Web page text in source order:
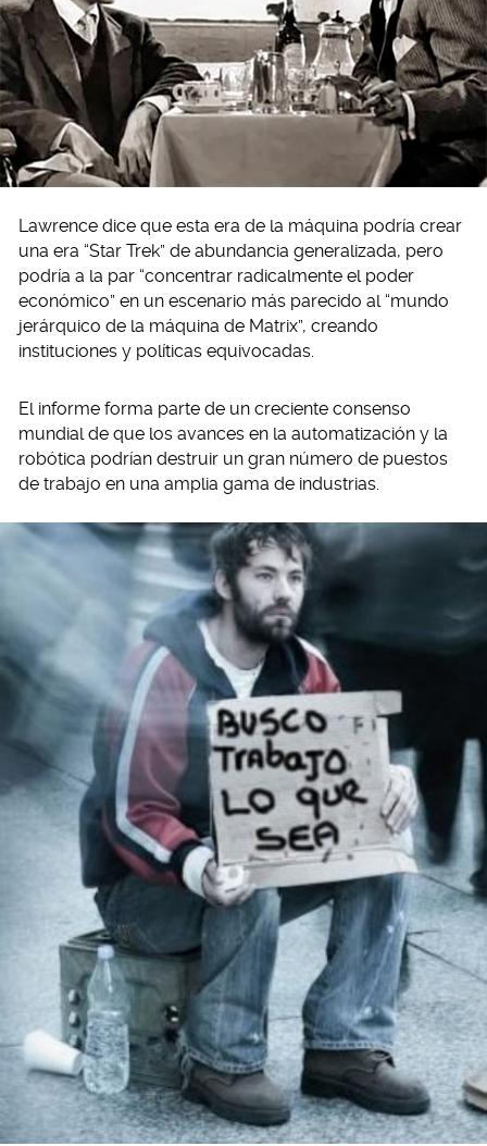
Lawrence dice que esta era de la máquina podría crear
una era “Star Trek” de abundancia generalizada, pero
podría a la par “concentrar radicalmente el poder
económico” en un escenario más parecido al “mundo
jerárquico de la máquina de Matrix”, creando
instituciones y políticas equivocadas.
El informe forma parte de un creciente consenso
mundial de que los avances en la automatización y la
robótica podrían destruir un gran número de puestos
de trabajo en una amplia gama de industrias.